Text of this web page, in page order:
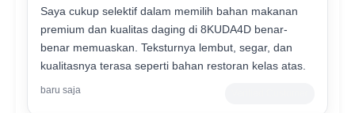
Saya cukup selektif dalam memilih bahan makanan
premium dan kualitas daging di 8KUDA4D benar-
benar memuaskan. Teksturnya lembut, segar, dan
kualitasnya terasa seperti bahan restoran kelas atas.
baru saja